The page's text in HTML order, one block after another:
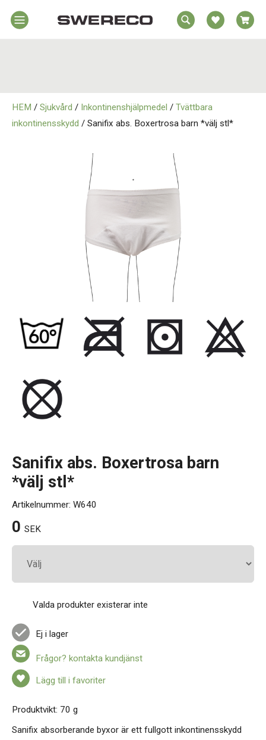
Rörelsehjälpmedel
HEM / Sjukvård / Inkontinenshjälpmedel / Tvättbara
inkontinensskydd / Sanifix abs. Boxertrosa barn *välj stl*
Sanifix abs. Boxertrosa barn
*välj stl*
Artikelnummer: W640
0 SEK
Valda produkter existerar inte
Ej i lager
Frågor? kontakta kundjänst
Lägg till i favoriter
Produktvikt: 70 g
Sanifix absorberande byxor är ett fullgott inkontinensskydd